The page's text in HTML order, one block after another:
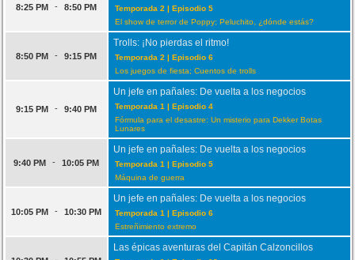
8:25 PM - 8:50 PM
Temporada 2 | Episodio 5
El show de terror de Poppy; Peluchito, ¿dónde estás?
8:50 PM - 9:15 PM
Trolls: ¡No pierdas el ritmo!
Temporada 2 | Episodio 6
Los juegos de fiesta; Cuentos de trolls
9:15 PM - 9:40 PM
Un jefe en pañales: De vuelta a los negocios
Temporada 1 | Episodio 4
Fórmula para el desastre: Un misterio para Dekker Botas
Lunares
9:40 PM - 10:05 PM
Un jefe en pañales: De vuelta a los negocios
Temporada 1 | Episodio 5
Máquina de guerra
10:05 PM - 10:30 PM
Un jefe en pañales: De vuelta a los negocios
Temporada 1 | Episodio 6
Estreñimiento extremo
Las épicas aventuras del Capitán Calzoncillos